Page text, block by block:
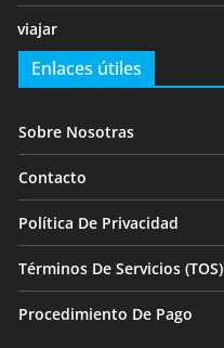
viajar
Enlaces útiles
Sobre Nosotras
Contacto
Política De Privacidad
Términos De Servicios (TOS)
Procedimiento De Pago